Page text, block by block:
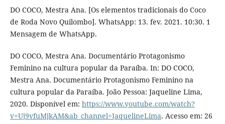
DO COCO, Mestra Ana. [Os elementos tradicionais do Coco
de Roda Novo Quilombo]. WhatsApp: 13. fev. 2021. 10:30. 1
Mensagem de WhatsApp.
DO COCO, Mestra Ana. Documentário Protagonismo
Feminino na cultura popular da Paraíba. In: DO COCO,
Mestra Ana. Documentário Protagonismo Feminino na
cultura popular da Paraíba. João Pessoa: Jaqueline Lima,
2020. Disponível em: https://www.youtube.com/watch?
v=Uj9vfuMjkAM&ab_channel=JaquelineLima. Acesso em: 26